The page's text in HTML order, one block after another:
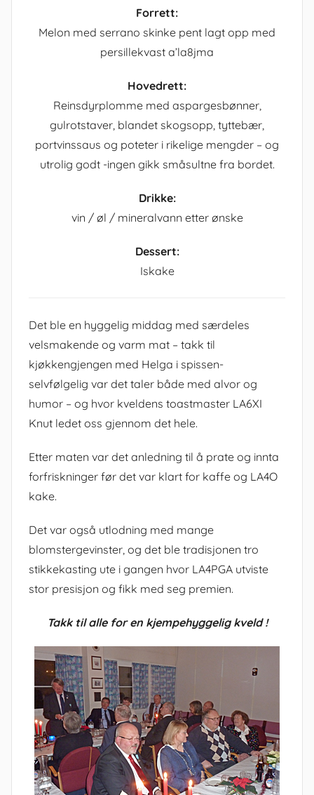
Forrett:
Melon med serrano skinke pent lagt opp med
persillekvast a’la8jma
Hovedrett:
Reinsdyrplomme med aspargesbønner,
gulrotstaver, blandet skogsopp, tyttebær,
portvinssaus og poteter i rikelige mengder – og
utrolig godt -ingen gikk småsultne fra bordet.
Drikke:
vin / øl / mineralvann etter ønske
Dessert:
Iskake
Det ble en hyggelig middag med særdeles
velsmakende og varm mat – takk til
kjøkkengjengen med Helga i spissen-
selvfølgelig var det taler både med alvor og
humor – og hvor kveldens toastmaster LA6XI
Knut ledet oss gjennom det hele.
Etter maten var det anledning til å prate og innta
forfriskninger før det var klart for kaffe og LA4O
kake.
Det var også utlodning med mange
blomstergevinster, og det ble tradisjonen tro
stikkekasting ute i gangen hvor LA4PGA utviste
stor presisjon og fikk med seg premien.
Takk til alle for en kjempehyggelig kveld !